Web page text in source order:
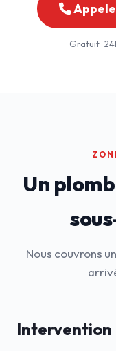
Gratuit ·
Un
Nous couvrons
Intervention